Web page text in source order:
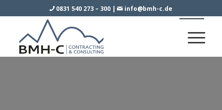
0831 540 273 – 300| info@bmh-c.de